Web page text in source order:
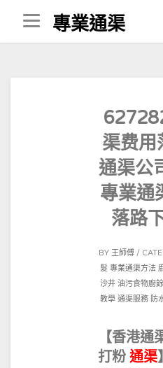
Skip
to
專業通渠
渠费用
通渠公
專業通
落路
BY 王師傅
ON
2021-
09-
髮 專業通渠方法
沙井 油污食物廚餘
教學 通渠服務 防
【香港通
打粉 通渠